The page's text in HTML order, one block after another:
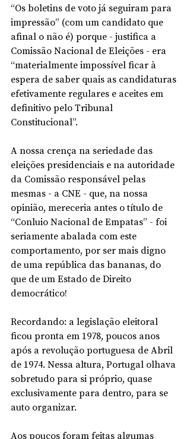
“Os boletins de voto já seguiram para
impressão” (com um candidato que
afinal o não é) porque - justifica a
Comissão Nacional de Eleições - era
“materialmente impossível ficar à
espera de saber quais as candidaturas
efetivamente regulares e aceites em
definitivo pelo Tribunal
Constitucional”.
A nossa crença na seriedade das
eleições presidenciais e na autoridade
da Comissão responsável pelas
mesmas - a CNE - que, na nossa
opinião, mereceria antes o título de
“Conluio Nacional de Empatas” - foi
seriamente abalada com este
comportamento, por ser mais digno
de uma república das bananas, do
que de um Estado de Direito
democrático!
Recordando: a legislação eleitoral
ficou pronta em 1978, poucos anos
após a revolução portuguesa de Abril
de 1974. Nessa altura, Portugal olhava
sobretudo para si próprio, quase
exclusivamente para dentro, para se
auto organizar.
Aos poucos foram feitas algumas